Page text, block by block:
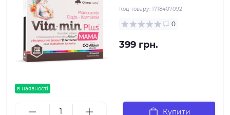
в наявності
Код товару: 1718407092
0
399 грн.
Купити